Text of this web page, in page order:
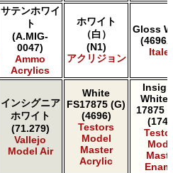
サテンホワイ
ト
(A.MIG-
0047)
Ammo
Acrylics
ホワイト
（白）
(N1)
アクリジョン
Gloss
インシグニア
ホワイト
(71.279)
Vallejo
Model Air
White
FS17875 (G)
(4696)
Testors
Model
Master
Acrylic
White
17875